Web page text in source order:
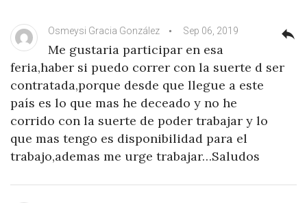
Osmeysi Gracia González Sep 06, 2019
Me gustaria participar en esa
feria,haber si puedo correr con la suerte d ser
contratada,porque desde que llegue a este
país es lo que mas he deceado y no he
corrido con la suerte de poder trabajar y lo
que mas tengo es disponibilidad para el
trabajo,ademas me urge trabajar…Saludos
reply